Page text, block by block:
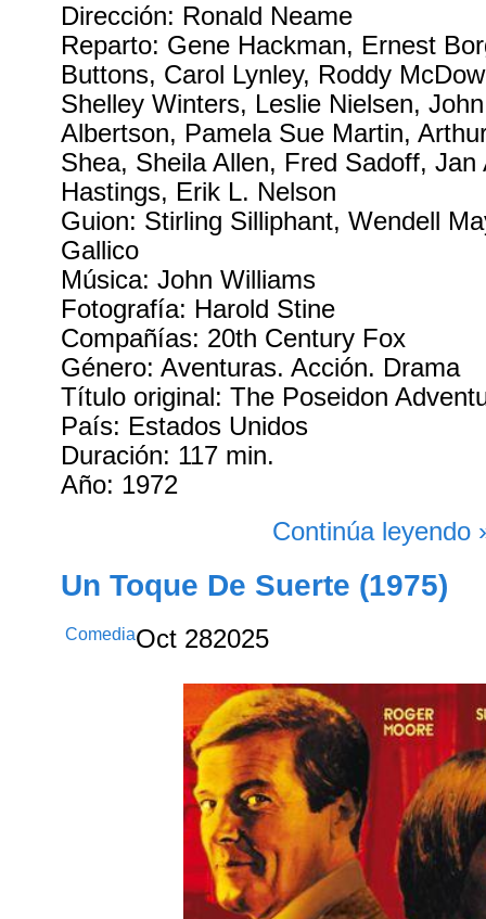
Dirección: Ronald Neame
Reparto: Gene Hackman, Ernest
Buttons, Carol Lynley, Roddy
Shelley Winters, Leslie Nielsen,
Albertson, Pamela Sue Martin,
Shea, Sheila Allen, Fred Sadoff, Jan
Hastings, Erik L. Nelson
Guion: Stirling Silliphant, Wendell
Gallico
Música: John Williams
Fotografía: Harold Stine
Compañías: 20th Century Fox
Género: Aventuras. Acción. Drama
Título original: The Poseidon
País: Estados Unidos
Duración: 117 min.
Año: 1972
Continúa leyendo
Un Toque De Suerte (1975)
ComediaOct 282025